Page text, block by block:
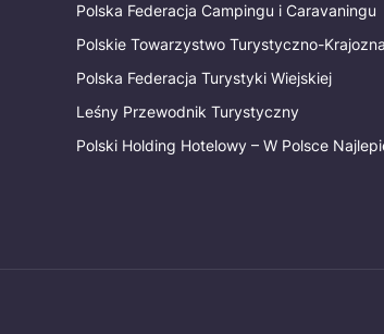
Polska Federacja Campingu i Caravaningu
Polskie Towarzystwo Turystyczno-
Polska Federacja Turystyki Wiejskiej
Leśny Przewodnik Turystyczny
Polski Holding Hotelowy – W Polsce